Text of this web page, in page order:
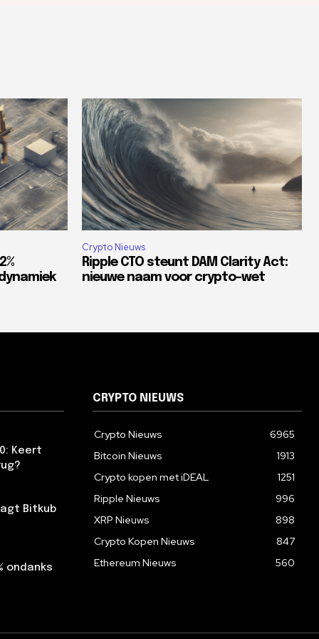
Crypto Nieuws
Ripple CTO steunt DAM Clarity Act:
nieuwe naam voor crypto-wet
Keert
Bitkub
ondanks
CRYPTO NIEUWS
Crypto Nieuws
6965
Bitcoin Nieuws
1913
Crypto kopen met iDEAL
1251
Ripple Nieuws
996
XRP Nieuws
898
Crypto Kopen Nieuws
847
Ethereum Nieuws
560